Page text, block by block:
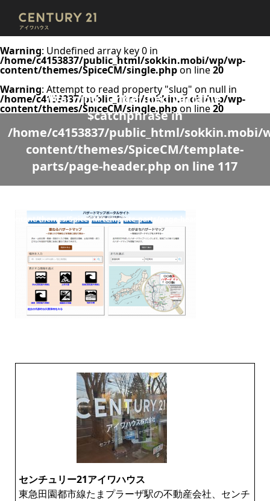
Warning: Undefined array key 0 in
/home/c4153837/public_html/sokkin.mobi/wp/wp-
content/themes/SpiceCM/single.phpon line20
Warning: Attempt to read property "slug" on null in
/home/c4153837/public_html/sokkin.mobi/wp/wp-
content/themes/SpiceCM/single.phpon line20
Warning: Undefined variable
$catchphrase in
/home/c4153837/public_html/sokkin.mobi/
content/themes/SpiceCM/template-
parts/page-header.php on line 117
content/themes/SpiceCM/template-parts/page-header.php
センチュリー21アイワハウス
東急田園都市線たまプラーザ駅の不動産会社、センチ